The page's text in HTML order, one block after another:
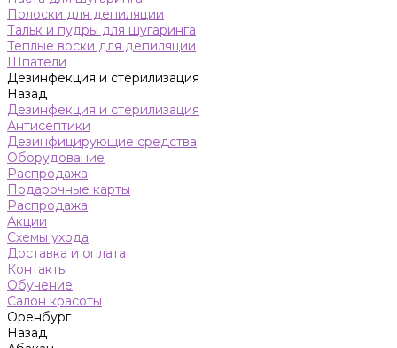
Полоски для депиляции
Тальк и пудры для шугаринга
Теплые воски для депиляции
Шпатели
Дезинфекция и стерилизация
Назад
Дезинфекция и стерилизация
Антисептики
Дезинфицирующие средства
Оборудование
Распродажа
Подарочные карты
Распродажа
Акции
Схемы ухода
Доставка и оплата
Контакты
Обучение
Салон красоты
Оренбург
Назад